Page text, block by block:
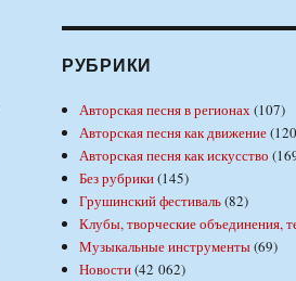
РУБРИКИ
Авторская песня в регионах(107)
Авторская песня как движение
Авторская песня как искусство
Без рубрики(145)
Грушинский фестиваль(82)
Клубы, творческие объединения,
Музыкальные инструменты(69)
Новости(42 062)